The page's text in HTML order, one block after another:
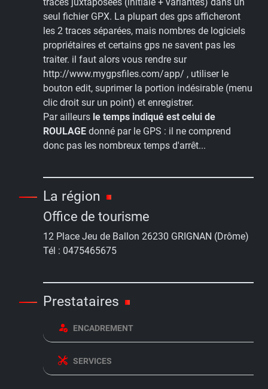
seul fichier GPX. La plupart des gps afficheront
les 2 traces séparées, mais nombres de logiciels
propriétaires et certains gps ne savent pas les
traiter. il faut alors vous rendre sur
http://www.mygpsfiles.com/app/ , utiliser le
bouton edit, suprimer la portion indésirable (menu
clic droit sur un point) et enregistrer.
Par ailleurs le temps indiqué est celui de
ROULAGE donné par le GPS : il ne comprend
donc pas les nombreux temps d'arrêt...
La région
Office de tourisme
12 Place Jeu de Ballon 26230 GRIGNAN (Drôme)
Tél : 0475465675
Prestataires
ENCADREMENT
SERVICES